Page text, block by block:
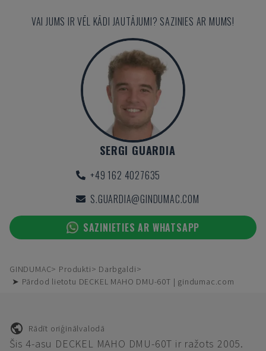
VAI JUMS IR VĒL KĀDI JAUTĀJUMI? SAZINIES AR MUMS!
SERGI GUARDIA
+49 162 4027635
S.GUARDIA@GINDUMAC.COM
SAZINIETIES AR WHATSAPP
GINDUMAC Produkti
Darbgaldi
➤ Pārdod lietotu DECKEL MAHO DMU-60T | gindumac.com
Rādīt oriģinālvalodā
Šis 4-asu DECKEL MAHO DMU-60T ir ražots 2005.